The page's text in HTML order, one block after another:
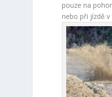
pouze na
nebo při jízdě v